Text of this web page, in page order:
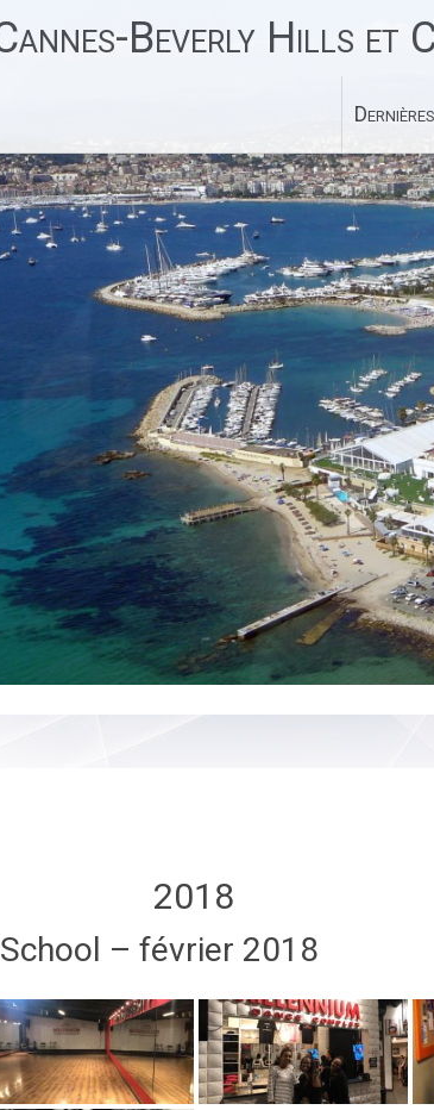
Beverly Hills et
2018
– février 2018